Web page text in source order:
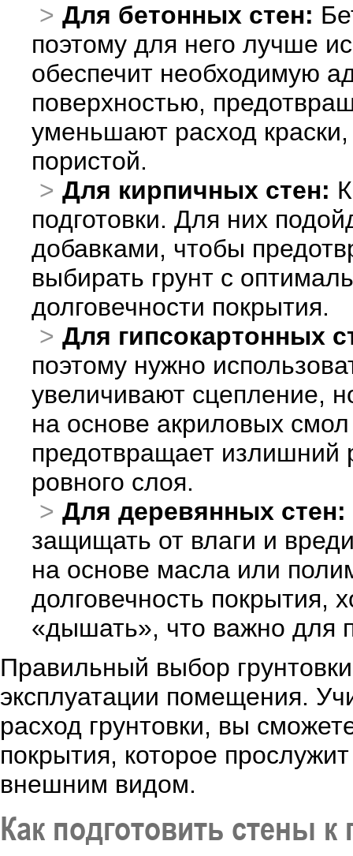
Для бетонных стен:
поэтому для него лучше
обеспечит необходимую
поверхностью,
уменьшают расход краски,
пористой.
Для кирпичных стен:
подготовки. Для них
добавками, чтобы
выбирать грунт с
долговечности покрытия.
Для гипсокартонных
поэтому нужно
увеличивают сцепление,
на основе акриловых
предотвращает излишний
ровного слоя.
Для деревянных стен:
защищать от влаги и
на основе масла или
долговечность покрытия,
«дышать», что важно для
Правильный выбор
эксплуатации помещения.
расход грунтовки, вы
покрытия, которое
внешним видом.
Как подготовить стены к